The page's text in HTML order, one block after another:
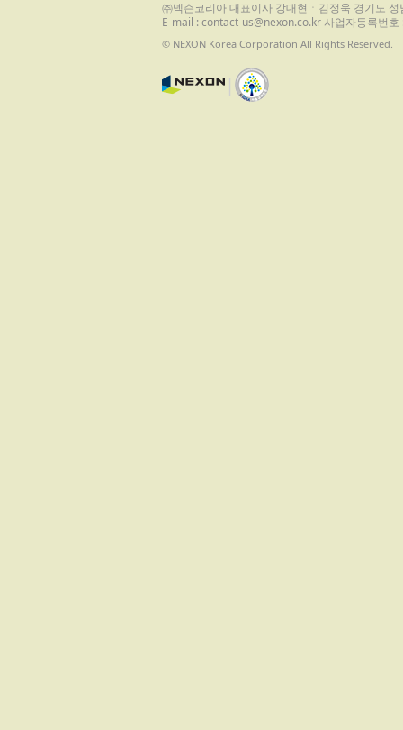
㈜넥슨코리아 대표이사 강대현ㆍ김정욱 경기도
E-mail : contact-us@nexon.co.kr 사업자등록번
© NEXON Korea Corporation All Rights Reserved.
|